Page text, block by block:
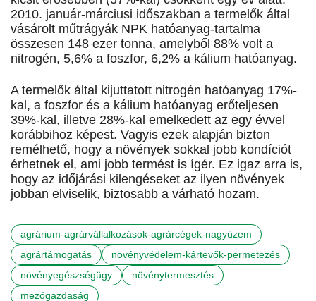
2010. január-márciusi időszakban a termelők által
vásárolt műtrágyák NPK hatóanyag-tartalma
összesen 148 ezer tonna, amelyből 88% volt a
nitrogén, 5,6% a foszfor, 6,2% a kálium hatóanyag.
A termelők által kijuttatott nitrogén hatóanyag 17%-
kal, a foszfor és a kálium hatóanyag erőteljesen
39%-kal, illetve 28%-kal emelkedett az egy évvel
korábbihoz képest. Vagyis ezek alapján bizton
remélhető, hogy a növények sokkal jobb kondíciót
érhetnek el, ami jobb termést is ígér. Ez igaz arra is,
hogy az időjárási kilengéseket az ilyen növények
jobban elviselik, biztosabb a várható hozam.
agrárium-agrárvállalkozások-agrárcégek-nagyüzem
agrártámogatás
növényvédelem-kártevők-permetezés
növényegészségügy
növénytermesztés
mezőgazdaság